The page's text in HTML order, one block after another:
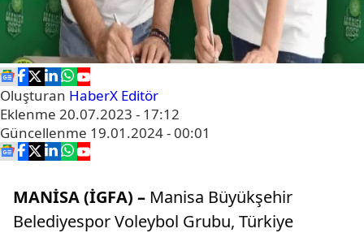
Oluşturan HaberX Editör
Eklenme 20.07.2023 - 17:12
Güncellenme 19.01.2024 - 00:01
MANİSA (İGFA) – Manisa Büyükşehir
Belediyespor Voleybol Grubu, Türkiye